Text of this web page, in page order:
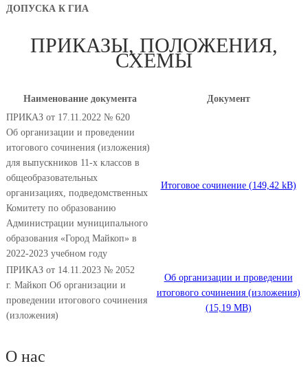
ДОПУСКА К ГИА
ПРИКАЗЫ, ПОЛОЖЕНИЯ,
СХЕМЫ
Наименование документа
Документ
ПРИКАЗ от 17.11.2022 № 620
Об организации и проведении
итогового сочинения (изложения)
для выпускников 11-х классов в
общеобразовательных
организациях, подведомственных
Комитету по образованию
Администрации муниципального
образования «Город Майкоп» в
2022-2023 учебном году
Итоговое сочинение
ПРИКАЗ от 14.11.2023 № 2052
г. Майкоп Об организации и
проведении итогового сочинения
(изложения)
Об организации и проведении
итогового сочинения (изложения)
О нас